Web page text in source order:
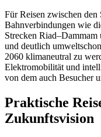
Für Reisen zwischen den
Bahnverbindungen wie
Strecken
und deutlich
2060 klimaneutral zu
Elektromobilität und
von dem auch Besucher
Praktische
Zukunftsvision